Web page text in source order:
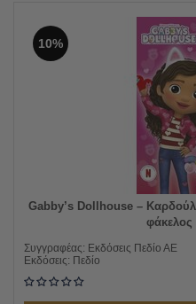
10%
Gabby’s Dollhouse –
φάκελος
Συγγραφέας: Εκδόσεις Πεδίο ΑΕ
Εκδόσεις: Πεδίο